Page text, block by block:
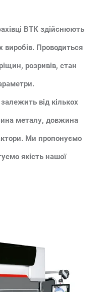
ВТК здійснюють
виробів. Проводиться
розривів, стан
від кількох
металу, довжина
Ми пропонуємо
якість нашої